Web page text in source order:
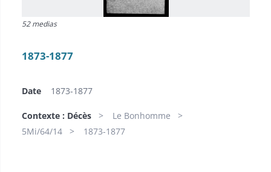
52 medias
1873-1877
Date 1873-1877
Contexte : Décès
Le Bonhomme
5Mi/64/14
1873-1877